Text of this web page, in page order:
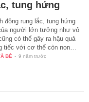
tung hứng
động rung lắc, tung hứng
người lớn tưởng như vô
có thể gây ra hậu quả
tiếc với cơ thể còn non…
BÉ - 9 năm trước